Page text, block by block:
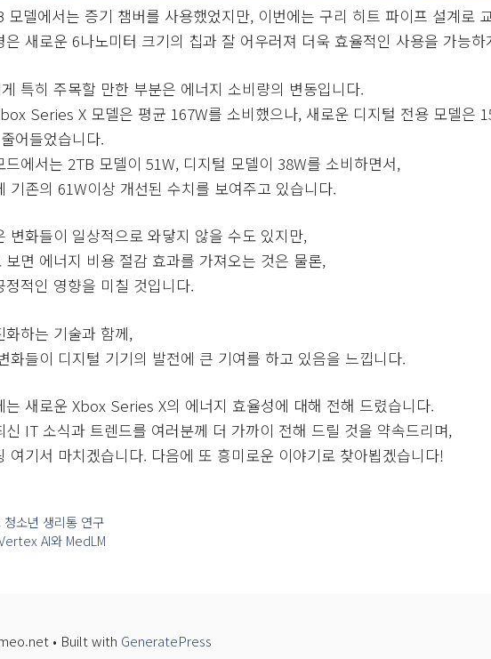
모델에서는 증기 챔버를 사용했었지만, 이번에는 구리 히트 파이프 설계로
은 새로운 6나노미터 크기의 칩과 잘 어우러져 더욱 효율적인 사용을 가능
특히 주목할 만한 부분은 에너지 소비량의 변동입니다.
Series X 모델은 평균 167W를 소비했으나, 새로운 디지털 전용 모델은
어들었습니다.
드에서는 2TB 모델이 51W, 디지털 모델이 38W를 소비하면서,
기존의 61W이상 개선된 수치를 보여주고 있습니다.
변화들이 일상적으로 와닿지 않을 수도 있지만,
보면 에너지 비용 절감 효과를 가져오는 것은 물론,
정적인 영향을 미칠 것입니다.
화하는 기술과 함께,
화들이 디지털 기기의 발전에 큰 기여를 하고 있음을 느낍니다.
는 새로운 Xbox Series X의 에너지 효율성에 대해 전해 드렸습니다.
신 IT 소식과 트렌드를 여러분께 더 가까이 전해 드릴 것을 약속드리며,
여기서 마치겠습니다. 다음에 또 흥미로운 이야기로 찾아뵙겠습니다!
청소년 생리통 연구
AI와 MedLM
• Built with GeneratePress